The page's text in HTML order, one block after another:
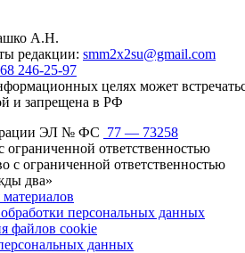
А.Н.
редакции: smm2x2su@gmail.com
246-25-97
целях может
и запрещена в РФ
ЭЛ № ФС 77 — 73258
ответственностью
с ограниченной ответственностью
два»
персональных данных
файлов cookie
данных